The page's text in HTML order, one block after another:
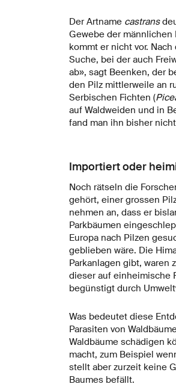
Der Artname castrans
Gewebe der
kommt er nicht vor.
Suche, bei der auch
ab», sagt Beenken, der
den Pilz mittlerweile an
Serbischen Fichten (
auf Waldweiden und in
fand man ihn bisher
Importiert oder
Noch rätseln die
gehört, einer grossen
nehmen an, dass er
Parkbäumen
Europa nach Pilzen
geblieben wäre. Die
Parkanlagen gibt, waren
dieser auf einheimische
begünstigt durch
Was bedeutet diese
Parasiten von
Waldbäume schädigen
macht, zum Beispiel
stellt aber zurzeit keine
Baumes befällt.